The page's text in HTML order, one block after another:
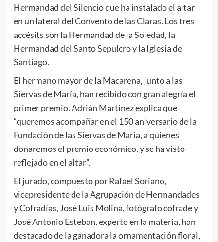
Hermandad del Silencio que ha instalado el altar
en un lateral del Convento de las Claras. Los tres
accésits son la Hermandad de la Soledad, la
Hermandad del Santo Sepulcro y la Iglesia de
Santiago.
El hermano mayor de la Macarena, junto a las
Siervas de María, han recibido con gran alegría el
primer premio. Adrián Martínez explica que
“queremos acompañar en el 150 aniversario de la
Fundación de las Siervas de María, a quienes
donaremos el premio económico, y se ha visto
reflejado en el altar”.
El jurado, compuesto por Rafael Soriano,
vicepresidente de la Agrupación de Hermandades
y Cofradías, José Luis Molina, fotógrafo cofrade y
José Antonio Esteban, experto en la materia, han
destacado de la ganadora la ornamentación floral,